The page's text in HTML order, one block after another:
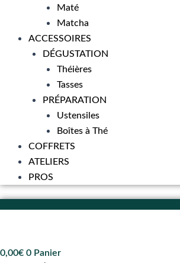
Maté
Matcha
ACCESSOIRES
DÉGUSTATION
Théières
Tasses
PRÉPARATION
Ustensiles
Boîtes à Thé
COFFRETS
ATELIERS
PROS
0,00€ 0 Panier